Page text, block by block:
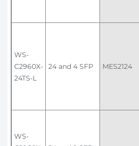
WS-
C2960X-
24TS-L
24 and 4 SFP MES2124
WS-